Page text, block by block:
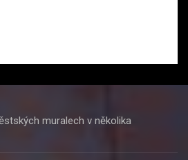
muralech v několika